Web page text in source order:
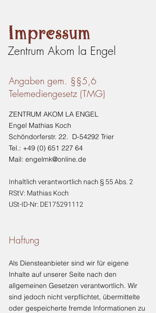
Impressum
Zentrum Akom la Engel
ZENTRUM AKOM LA ENGEL
Engel Mathias Koch
Schöndorferstr. 22. D-54292 Trier
Tel.: +49 (0) 651 227 64
Mail: engelmk@online.de
Inhaltlich verantwortlich nach § 55 Abs. 2
RStV: Mathias Koch
USt-ID-Nr: DE175291112
Haftung
Als Diensteanbieter sind wir für eigene
Inhalte auf unserer Seite nach den
allgemeinen Gesetzen verantwortlich. Wir
sind jedoch nicht verpflichtet, übermittelte
oder gespeicherte fremde Informationen zu
Angaben gem. §§5,6
Telemediengesetz (TMG)